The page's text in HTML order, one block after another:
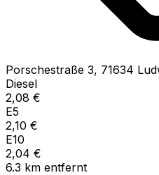
Porschestraße 3, 71634
Diesel
2,08 €
E5
2,10 €
E10
2,04 €
6.3 km entfernt